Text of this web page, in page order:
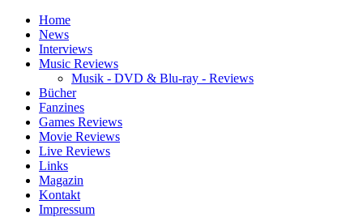
Home
News
Interviews
Music Reviews
Musik - DVD & Blu-ray - Reviews
Bücher
Fanzines
Games Reviews
Movie Reviews
Live Reviews
Links
Magazin
Kontakt
Impressum